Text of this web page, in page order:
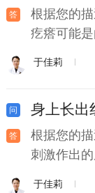
根据您的
疙瘩可能
于佳莉
身上长出
根据您的
刺激作出
于佳莉